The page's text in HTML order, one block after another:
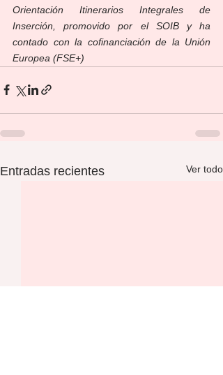
Orientación Itinerarios Integrales de
Inserción, promovido por el SOIB y ha
contado con la cofinanciación de la Unión
Europea (FSE+)
Entradas recientes Ver todo